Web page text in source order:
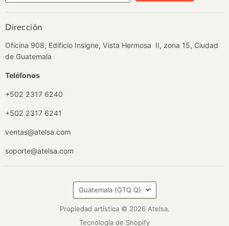
Dirección
Oficina 908, Edificio Insigne, Vista Hermosa II, zona 15, Ciudad
de Guatemala
Teléfonos
+502 2317 6240
+502 2317 6241
ventas@atelsa.com
soporte@atelsa.com
País
Guatemala (GTQ Q)
Propiedad artística © 2026 Atelsa.
Tecnología de Shopify